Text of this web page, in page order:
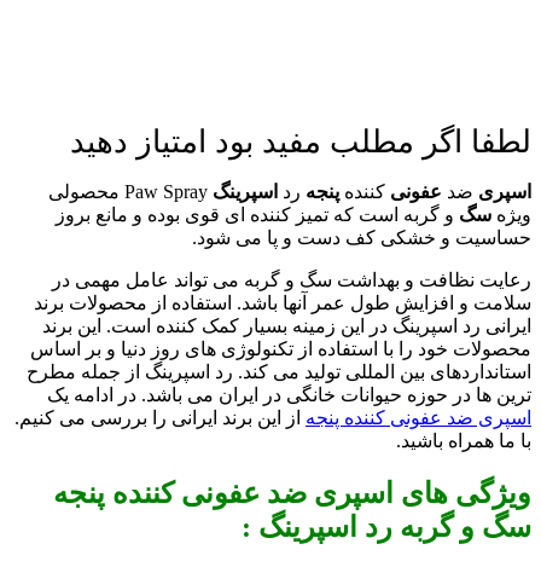
لطفا اگر مطلب مفید بود امتیاز دهید
اسپری ضد عفونی کننده پنجه رد اسپرینگ
Paw Spray محصولی
ویژه سگ و گربه است که تمیز کننده ای قوی بوده و مانع بروز
حساسیت و خشکی کف دست و پا می شود.
رعایت نظافت و بهداشت سگ و گربه می تواند عامل مهمی در
سلامت و افزایش طول عمر آنها باشد. استفاده از محصولات برند
ایرانی رد اسپرینگ در این زمینه بسیار کمک کننده است. این برند
محصولات خود را با استفاده از تکنولوژی های روز دنیا و بر اساس
استانداردهای بین المللی تولید می کند. رد اسپرینگ از جمله مطرح
ترین ها در حوزه حیوانات خانگی در ایران می باشد. در ادامه یک
اسپری ضد عفونی کننده پنجه از این برند ایرانی را بررسی می کنیم.
با ما همراه باشید.
ویژگی های اسپری ضد عفونی کننده پنجه
سگ و گربه رد اسپرینگ :